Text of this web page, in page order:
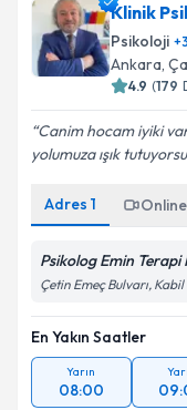
Klinik
Psikoloji +3
Ankara,
4.9 (179
Canim hocam iyiki
yolumuza ışık
Adres 1
Psikolog Emin Terapi
Çetin Emeç Bulvarı,
En Yakın Saatler
Yarın
08:00